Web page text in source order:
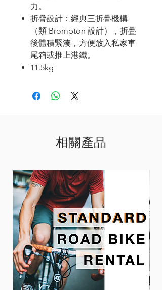
力。
折疊設計 ：經典三折疊機構
（類 Brompton 設計），折疊
後體積緊湊，方便放入私家車
尾箱或推上港鐵。
11.5kg
相關產品